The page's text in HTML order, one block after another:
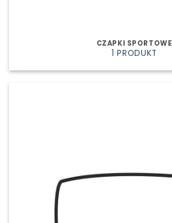
CZAPKI SPORTOWE
1 PRODUKT